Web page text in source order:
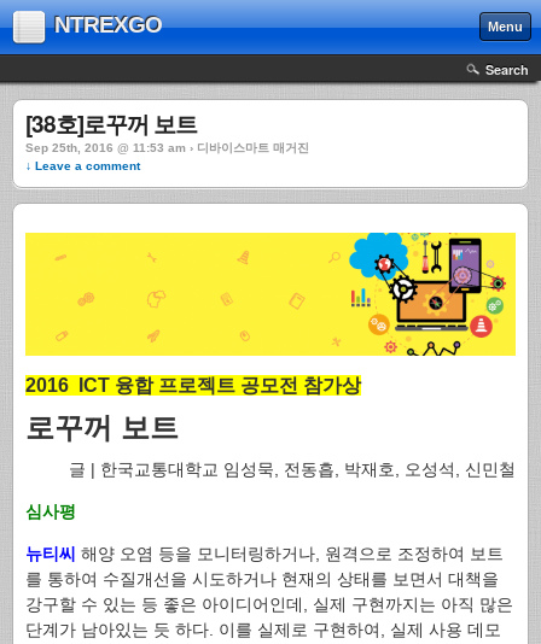
NTREXGO Menu
Search
[38호]로꾸꺼 보트
Sep 25th, 2016 @ 11:53 am › 디바이스마트 매거진
↓ Leave a comment
2016 ICT 융합 프로젝트 공모전 참가상
로꾸꺼 보트
글 | 한국교통대학교 임성묵, 전동흡, 박재호, 오성석, 신민철
심사평
뉴티씨 해양 오염 등을 모니터링하거나, 원격으로 조정하여 보트
를 통하여 수질개선을 시도하거나 현재의 상태를 보면서 대책을
강구할 수 있는 등 좋은 아이디어인데, 실제 구현까지는 아직 많은
단계가 남아있는 듯 하다. 이를 실제로 구현하여, 실제 사용 데모